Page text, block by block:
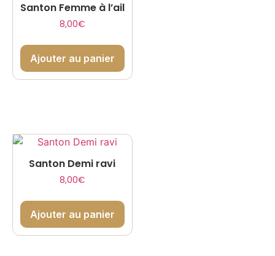
Santon Femme à l’ail
8,00€
Ajouter au panier
Santon Demi ravi
8,00€
Ajouter au panier